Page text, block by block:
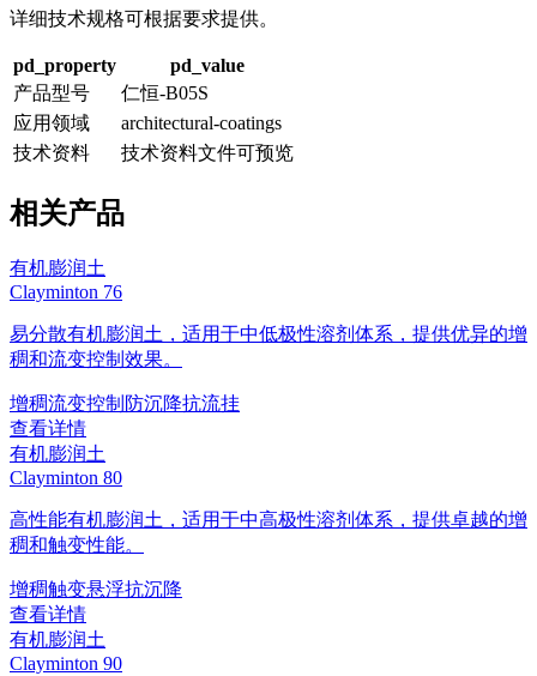
详细技术规格可根据要求提供。
pd_property
pd_value
产品型号
仁恒-B05S
应用领域
architectural-coatings
技术资料
技术资料文件可预览
相关产品
有机膨润土
Clayminton 76
易分散有机膨润土，适用于中低极性溶剂体系，提供优异的增
稠和流变控制效果。
增稠流变控制 防沉降抗流挂
查看详情
有机膨润土
Clayminton 80
高性能有机膨润土，适用于中高极性溶剂体系，提供卓越的增
稠和触变性能。
增稠触变悬浮抗沉降
查看详情
有机膨润土
Clayminton 90